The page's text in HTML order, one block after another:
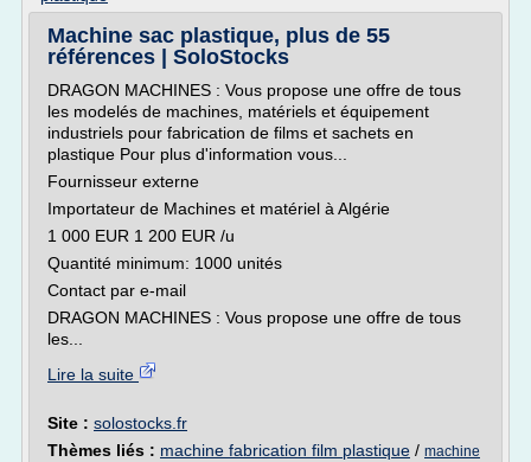
Machine sac plastique, plus de 55
références | SoloStocks
DRAGON MACHINES : Vous propose une offre de tous
les modelés de machines, matériels et équipement
industriels pour fabrication de films et sachets en
plastique Pour plus d'information vous...
Fournisseur externe
Importateur de Machines et matériel à Algérie
1 000 EUR 1 200 EUR /u
Quantité minimum: 1000 unités
Contact par e-mail
DRAGON MACHINES : Vous propose une offre de tous
les...
Lire la suite
Site : solostocks.fr
Thèmes liés : machine fabrication film plastique / machine